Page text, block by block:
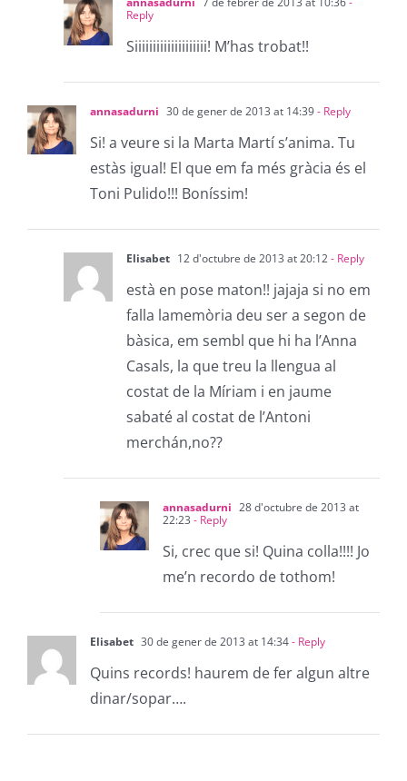
Reply
Siiiiiiiiiiiiiiiiiiii! M’has trobat!!
annasadurni 30 de gener de 2013 at 14:39- Reply
Si! a veure si la Marta Martí s’anima. Tu
estàs igual! El que em fa més gràcia és el
Toni Pulido!!! Boníssim!
Elisabet 12 d'octubre de 2013 at 20:12- Reply
està en pose maton!! jajaja si no em
falla lamemòria deu ser a segon de
bàsica, em sembl que hi ha l’Anna
Casals, la que treu la llengua al
costat de la Míriam i en jaume
sabaté al costat de l’Antoni
merchán,no??
annasadurni 28 d'octubre de 2013 at
22:23 - Reply
Si, crec que si! Quina colla!!!! Jo
me’n recordo de tothom!
Elisabet 30 de gener de 2013 at 14:34- Reply
Quins records! haurem de fer algun altre
dinar/sopar….